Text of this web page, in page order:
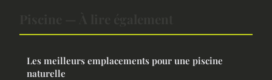
Les meilleurs emplacements pour une piscine
naturelle